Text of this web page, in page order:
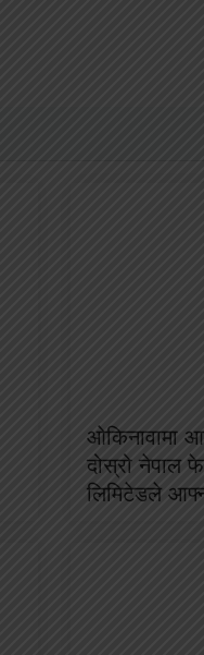
ओकिनावामा
दोस्रो नेपाल
लिमिटेडले